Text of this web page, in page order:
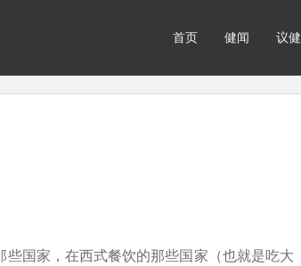
首页 健闻 议健
国家，在西式餐饮的那些国家（也就是吃大